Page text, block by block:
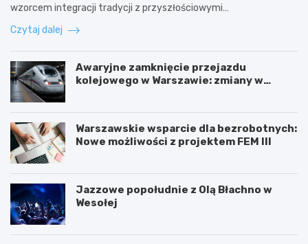
wzorcem integracji tradycji z przyszłościowymi…
Czytaj dalej
Awaryjne zamknięcie przejazdu
kolejowego w Warszawie: zmiany w
Warszawskie wsparcie dla bezrobotnych:
Nowe możliwości z projektem FEM III
Jazzowe popołudnie z Olą Błachno w
Wesołej